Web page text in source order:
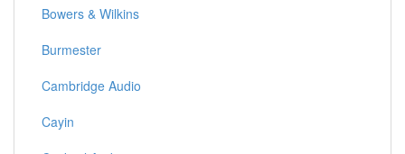
Bowers & Wilkins
Burmester
Cambridge Audio
Cayin